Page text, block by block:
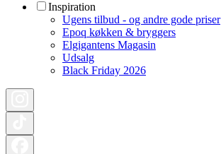
Inspiration
Ugens tilbud - og andre gode priser
Epoq køkken & bryggers
Elgigantens Magasin
Udsalg
Black Friday 2026